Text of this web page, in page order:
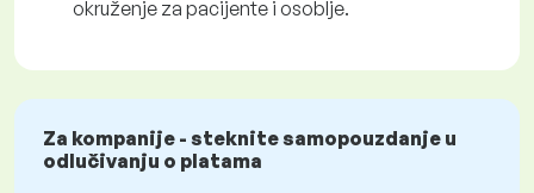
okruženje za pacijente i osoblje.
Za kompanije - steknite samopouzdanje u
odlučivanju o platama